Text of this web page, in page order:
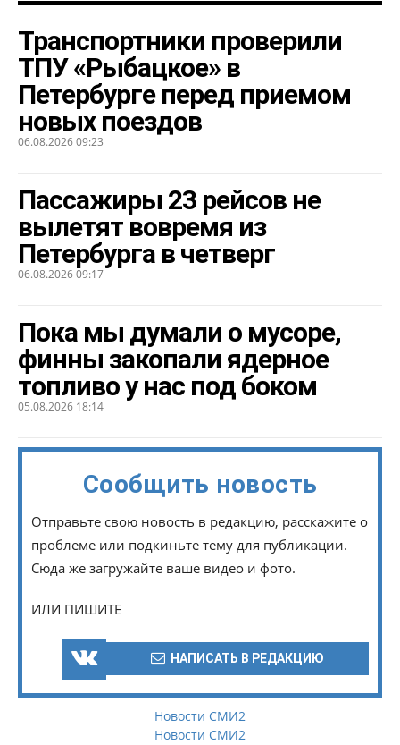
Транспортники проверили
ТПУ «Рыбацкое» в
Петербурге перед приемом
новых поездов
06.08.2026 09:23
Пассажиры 23 рейсов не
вылетят вовремя из
Петербурга в четверг
06.08.2026 09:17
Пока мы думали о мусоре,
финны закопали ядерное
топливо у нас под боком
05.08.2026 18:14
Сообщить новость
Отправьте свою новость в редакцию, расскажите о
проблеме или подкиньте тему для публикации.
Сюда же загружайте ваше видео и фото.
ИЛИ ПИШИТЕ
НАПИСАТЬ В РЕДАКЦИЮ
Новости СМИ2
Новости СМИ2